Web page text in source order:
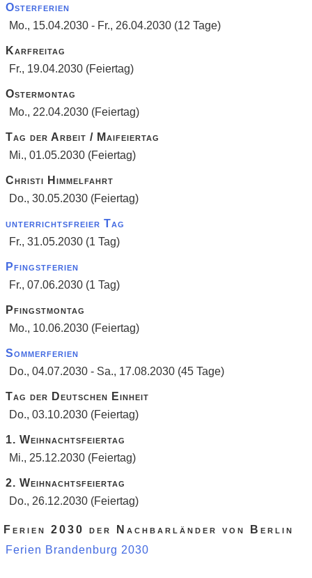
Osterferien
Mo., 15.04.2030 - Fr., 26.04.2030 (12 Tage)
Karfreitag
Fr., 19.04.2030 (Feiertag)
Ostermontag
Mo., 22.04.2030 (Feiertag)
Tag der Arbeit / Maifeiertag
Mi., 01.05.2030 (Feiertag)
Christi Himmelfahrt
Do., 30.05.2030 (Feiertag)
unterrichtsfreier Tag
Fr., 31.05.2030 (1 Tag)
Pfingstferien
Fr., 07.06.2030 (1 Tag)
Pfingstmontag
Mo., 10.06.2030 (Feiertag)
Sommerferien
Do., 04.07.2030 - Sa., 17.08.2030 (45 Tage)
Tag der Deutschen Einheit
Do., 03.10.2030 (Feiertag)
1. Weihnachtsfeiertag
Mi., 25.12.2030 (Feiertag)
2. Weihnachtsfeiertag
Do., 26.12.2030 (Feiertag)
Ferien 2030 der Nachbarländer von Berlin
Ferien Brandenburg 2030